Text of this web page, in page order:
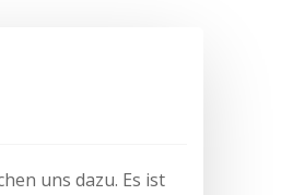
uns dazu. Es ist